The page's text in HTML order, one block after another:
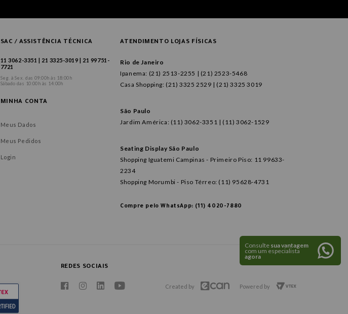
SAC / ASSISTÊNCIA TÉCNICA
11 3062-3351 | 21 3325-3019 | 21 99751-
7721
Seg. à Sex. das 09:00h às 18:00h
Sábado das 10:00h às 14:00h
MINHA CONTA
Meus Dados
Meus Pedidos
Login
ATENDIMENTO LOJAS FÍSICAS
Rio de Janeiro
Ipanema: (21) 2513-2255 | (21) 2523-5468
Casa Shopping: (21) 3325 2529 | (21) 3325 3019
São Paulo
Jardim América: (11) 3062-3351 | (11) 3062-1529
Seating Display São Paulo
Shopping Iguatemi Campinas - Primeiro Piso: 11 99633-
2234
Shopping Morumbi - Piso Térreo: (11) 95628-4731
Compre pelo WhatsApp: (11) 4020-7880
REDES SOCIAIS
Created by Powered by
Consulte sua vantagem
com um especialista
agora